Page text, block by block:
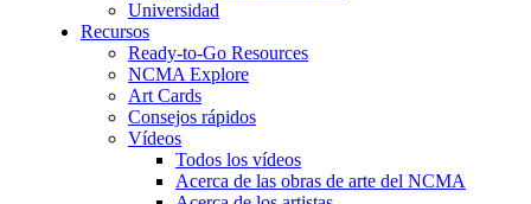
Universidad
Recursos
Ready-to-Go Resources
NCMA Explore
Art Cards
Consejos rápidos
Vídeos
Todos los vídeos
Acerca de las obras de arte del NCMA